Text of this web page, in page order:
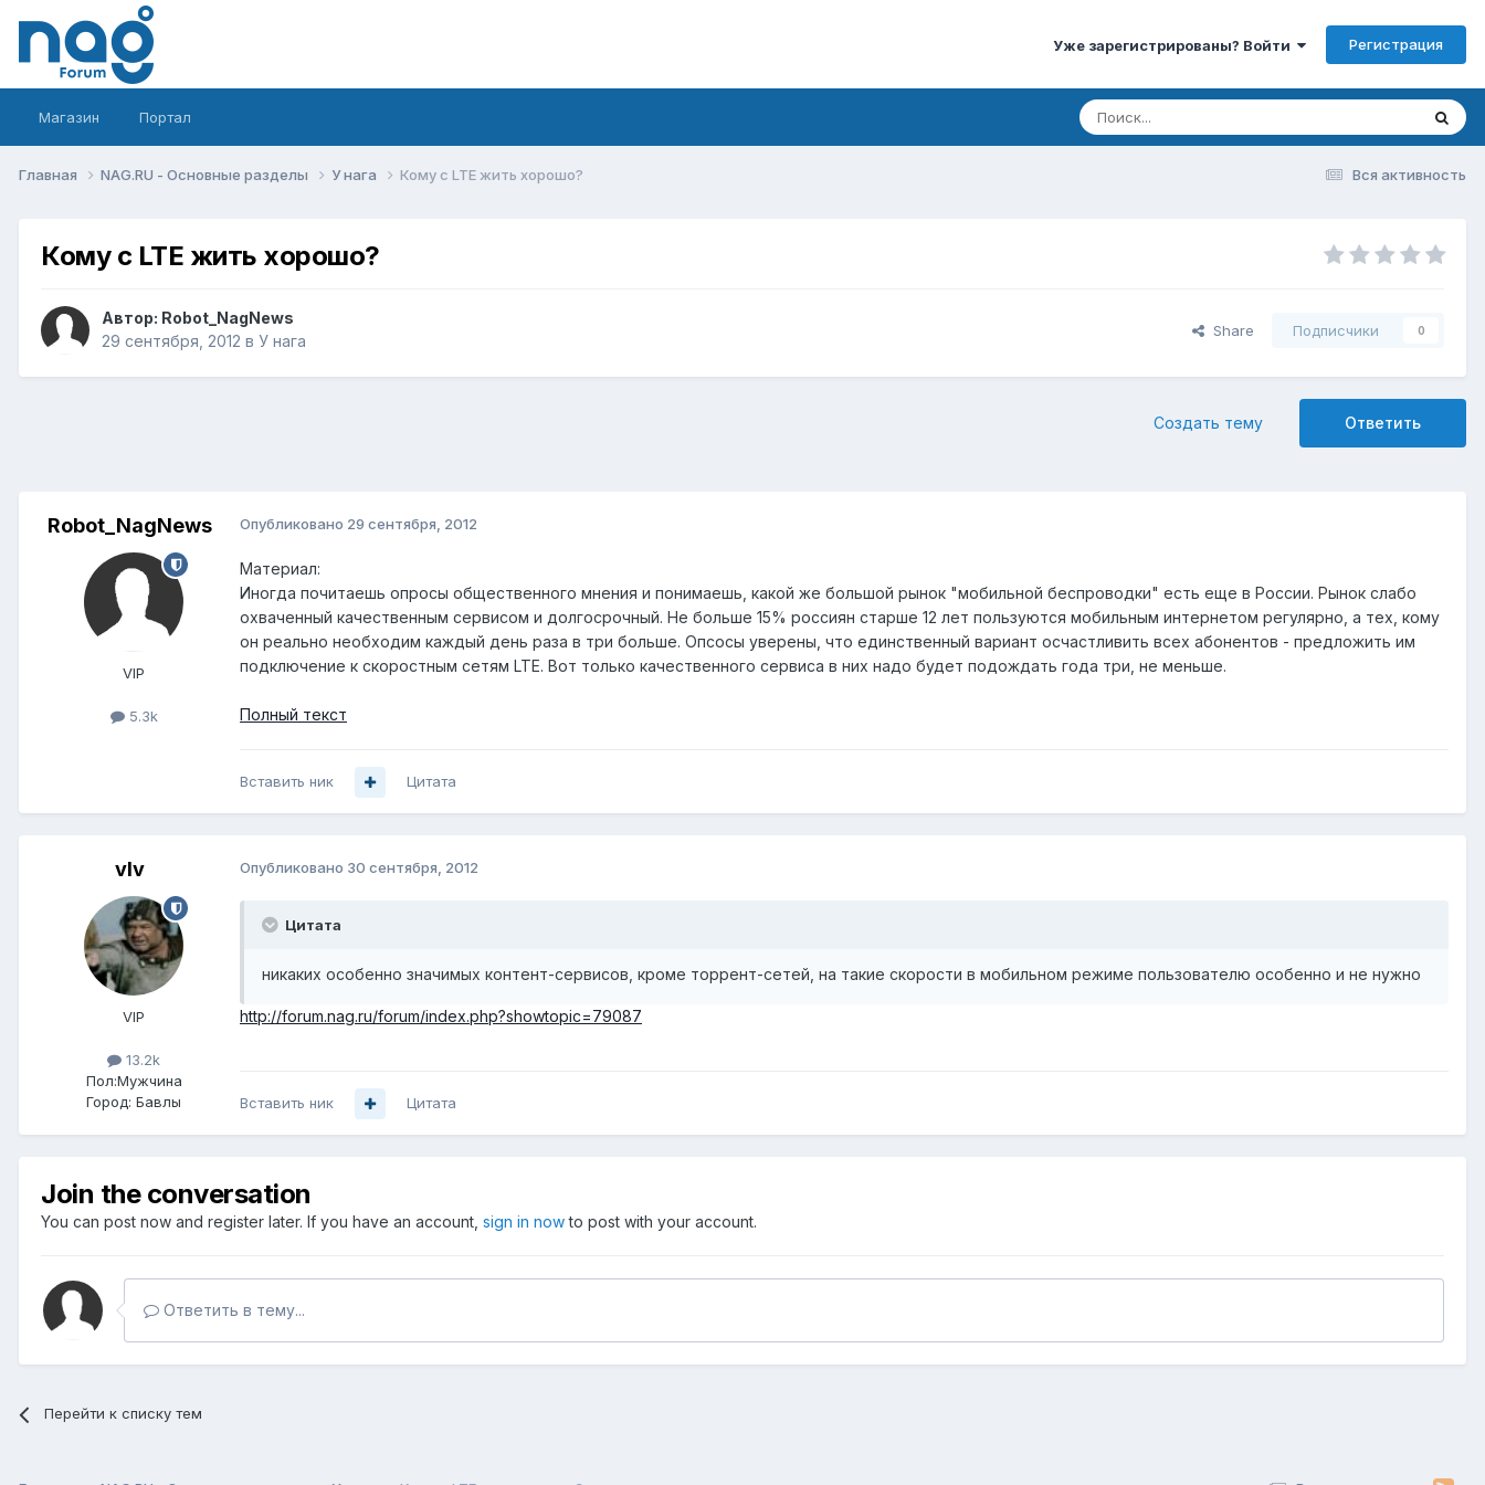
Уже зарегистрированы? Войти Регистрация
Магазин Портал
Вся активность
Главная NAG.RU - Основные разделы У нага Кому с LTE жить хорошо?
Кому с LTE жить хорошо?
Автор: Robot_NagNews
29 сентября, 2012 в У нага
Share Подписчики 0
Ответить
Создать тему
Robot_NagNews
VIP
5.3k
Опубликовано 29 сентября, 2012
Материал:
Иногда почитаешь опросы общественного мнения и понимаешь, какой же большой рынок "мобильной беспроводки" есть еще в России. Рынок слабо
охваченный качественным сервисом и долгосрочный. Не больше 15% россиян старше 12 лет пользуются мобильным интернетом регулярно, а тех, кому
он реально необходим каждый день раза в три больше. Опсосы уверены, что единственный вариант осчастливить всех абонентов - предложить им
подключение к скоростным сетям LTE. Вот только качественного сервиса в них надо будет подождать года три, не меньше.
Полный текст
Вставить ник Цитата
vIv
VIP
13.2k
Пол:Мужчина
Город: Бавлы
Опубликовано 30 сентября, 2012
Цитата
никаких особенно значимых контент-сервисов, кроме торрент-сетей, на такие скорости в мобильном режиме пользователю особенно и не нужно
http://forum.nag.ru/forum/index.php?showtopic=79087
Вставить ник Цитата
Join the conversation
You can post now and register later. If you have an account, sign in nowto post with your account.
Ответить в тему...
Перейти к списку тем